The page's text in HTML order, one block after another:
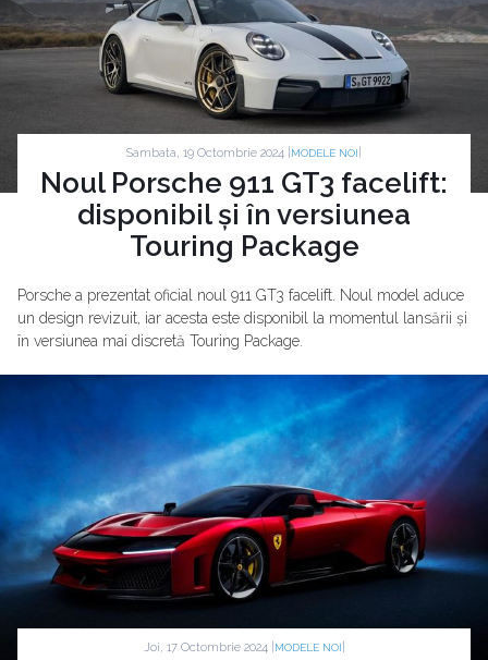
Sambata, 19 Octombrie 2024 | MODELE NOI
Noul Porsche 911 GT3 facelift:
disponibil și în versiunea
Touring Package
Porsche a prezentat oficial noul 911 GT3 facelift. Noul model aduce
un design revizuit, iar acesta este disponibil la momentul lansării și
în versiunea mai discretă Touring Package.
Joi, 17 Octombrie 2024 | MODELE NOI